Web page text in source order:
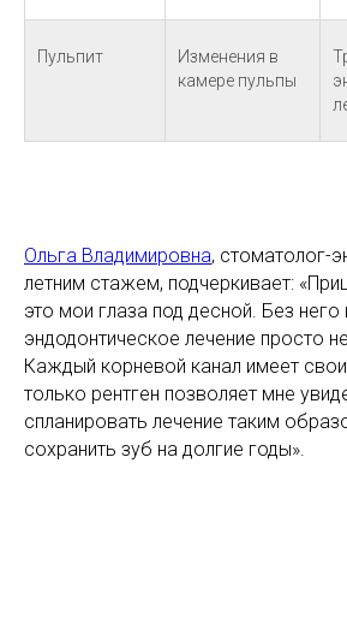
Пульпит
Изменения в
камере пульпы
Ольга Владимировна, стоматолог-
летним стажем, подчеркивает:
это мои глаза под десной. Без него
эндодонтическое лечение просто
Каждый корневой канал имеет
только рентген позволяет мне
спланировать лечение таким
сохранить зуб на долгие годы».